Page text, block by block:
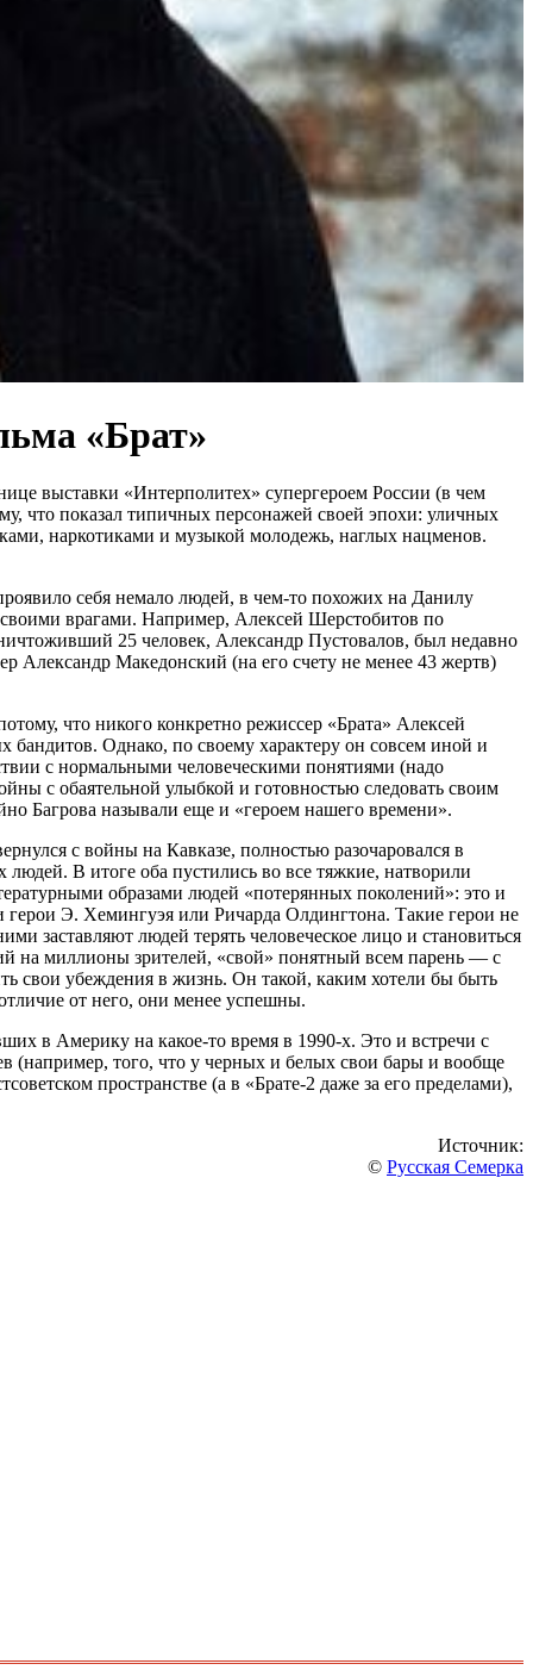
«Брат»
выставки «Интерполитех» супергероем России (в чем
что показал типичных персонажей своей эпохи: уличных
наркотиками и музыкой молодежь, наглых нацменов.
себя немало людей, в чем-то похожих на Данилу
врагами. Например, Алексей Шерстобитов по
25 человек, Александр Пустовалов, был недавно
Александр Македонский (на его счету не менее 43 жертв)
что никого конкретно режиссер «Брата» Алексей
бандитов. Однако, по своему характеру он совсем иной и
с нормальными человеческими понятиями (надо
с обаятельной улыбкой и готовностью следовать своим
Багрова называли еще и «героем нашего времени».
с войны на Кавказе, полностью разочаровался в
В итоге оба пустились во все тяжкие, натворили
образами людей «потерянных поколений»: это и
Э. Хемингуэя или Ричарда Олдингтона. Такие герои не
заставляют людей терять человеческое лицо и становиться
на миллионы зрителей, «свой» понятный всем парень — с
свои убеждения в жизнь. Он такой, каким хотели бы быть
от него, они менее успешны.
в Америку на какое-то время в 1990-х. Это и встречи с
того, что у черных и белых свои бары и вообще
пространстве (а в «Брате-2 даже за его пределами),
Источник:
© Русская Семерка